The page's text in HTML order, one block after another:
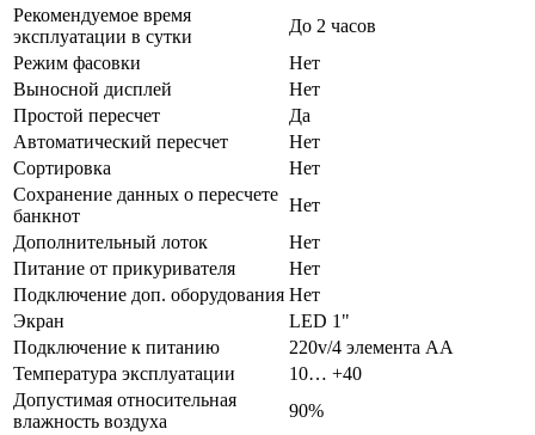
Рекомендуемое время
эксплуатации в сутки
До 2 часов
Режим фасовки
Нет
Выносной дисплей
Нет
Простой пересчет
Да
Автоматический пересчет
Нет
Сортировка
Нет
Сохранение данных о пересчете
банкнот
Нет
Дополнительный лоток
Нет
Питание от прикуривателя
Нет
Подключение доп. оборудования Нет
Экран
LED 1"
Подключение к питанию
220v/4 элемента AA
Температура эксплуатации
10… +40
Допустимая относительная
влажность воздуха
90%